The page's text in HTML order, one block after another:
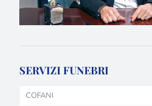
SERVIZI FUNEBRI
COFANI